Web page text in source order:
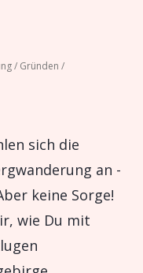
/ Gründen /
sich die
an -
keine Sorge!
wie Du mit